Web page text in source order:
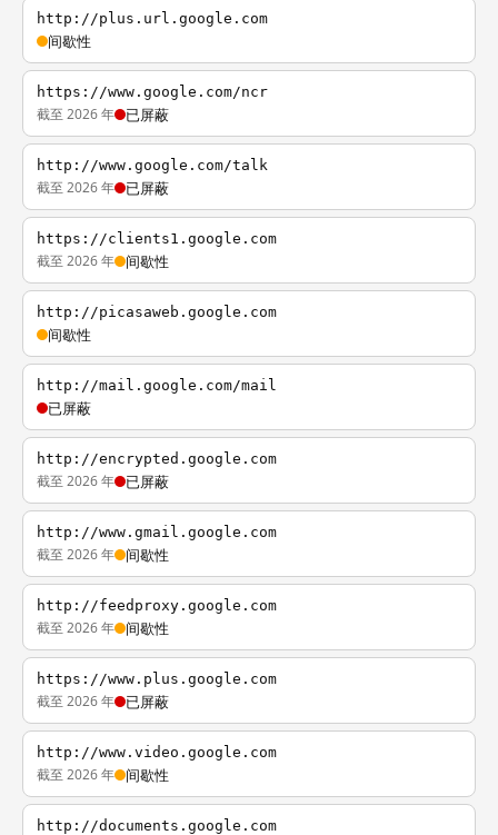
http://plus.url.google.com
间歇性
https://www.google.com/ncr
截至 2026 年 已屏蔽
http://www.google.com/talk
截至 2026 年 已屏蔽
https://clients1.google.com
截至 2026 年 间歇性
http://picasaweb.google.com
间歇性
http://mail.google.com/mail
已屏蔽
http://encrypted.google.com
截至 2026 年 已屏蔽
http://www.gmail.google.com
截至 2026 年 间歇性
http://feedproxy.google.com
截至 2026 年 间歇性
https://www.plus.google.com
截至 2026 年 已屏蔽
http://www.video.google.com
截至 2026 年 间歇性
http://documents.google.com